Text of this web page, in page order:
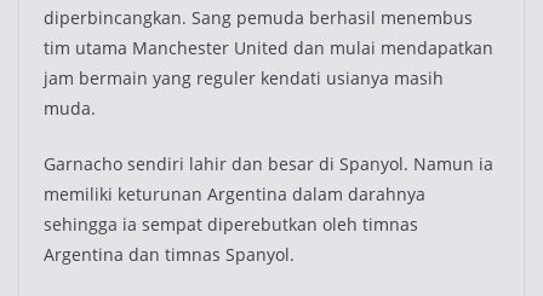
diperbincangkan. Sang pemuda berhasil menembus
tim utama Manchester United dan mulai mendapatkan
jam bermain yang reguler kendati usianya masih
muda.
Garnacho sendiri lahir dan besar di Spanyol. Namun ia
memiliki keturunan Argentina dalam darahnya
sehingga ia sempat diperebutkan oleh timnas
Argentina dan timnas Spanyol.